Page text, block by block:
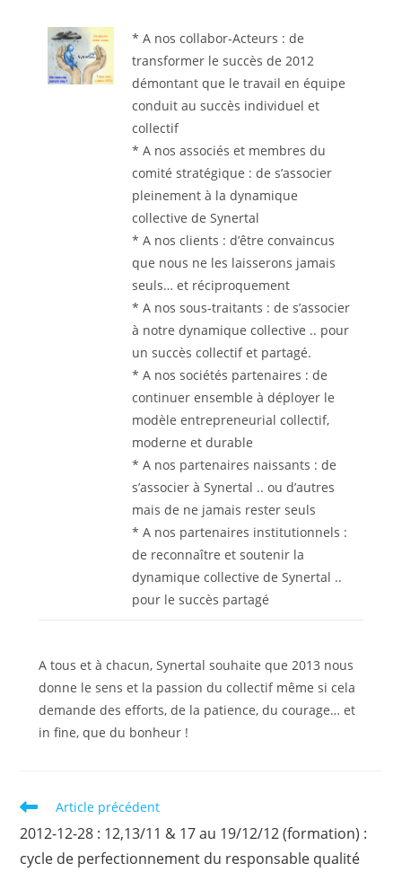
* A nos collabor-Acteurs : de
transformer le succès de 2012
démontant que le travail en équipe
conduit au succès individuel et
collectif
* A nos associés et membres du
comité stratégique : de s’associer
pleinement à la dynamique
collective de Synertal
* A nos clients : d’être convaincus
que nous ne les laisserons jamais
seuls… et réciproquement
* A nos sous-traitants : de s’associer
à notre dynamique collective .. pour
un succès collectif et partagé.
* A nos sociétés partenaires : de
continuer ensemble à déployer le
modèle entrepreneurial collectif,
moderne et durable
* A nos partenaires naissants : de
s’associer à Synertal .. ou d’autres
mais de ne jamais rester seuls
* A nos partenaires institutionnels :
de reconnaître et soutenir la
dynamique collective de Synertal ..
pour le succès partagé
A tous et à chacun, Synertal souhaite que 2013 nous
donne le sens et la passion du collectif même si cela
demande des efforts, de la patience, du courage… et
in fine, que du bonheur !
Read
articles
Article précédent
2012-12-28 : 12,13/11 & 17 au 19/12/12 (formation) :
cycle de perfectionnement du responsable qualité